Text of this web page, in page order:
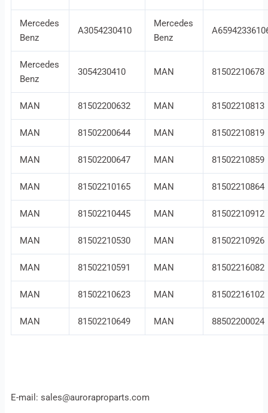
Mercedes
Benz
A3054230410
Mercedes
Benz
Mercedes
Benz
3054230410 MAN 81502210678
MAN 81502200632 MAN 81502210813
MAN 81502200644 MAN 81502210819
MAN 81502200647 MAN 81502210859
MAN 81502210165 MAN 81502210864
MAN 81502210445 MAN 81502210912
MAN 81502210530 MAN 81502210926
MAN 81502210591 MAN 81502216082
MAN 81502210623 MAN 81502216102
MAN 81502210649 MAN 88502200024
E-mail: sales@auroraproparts.com